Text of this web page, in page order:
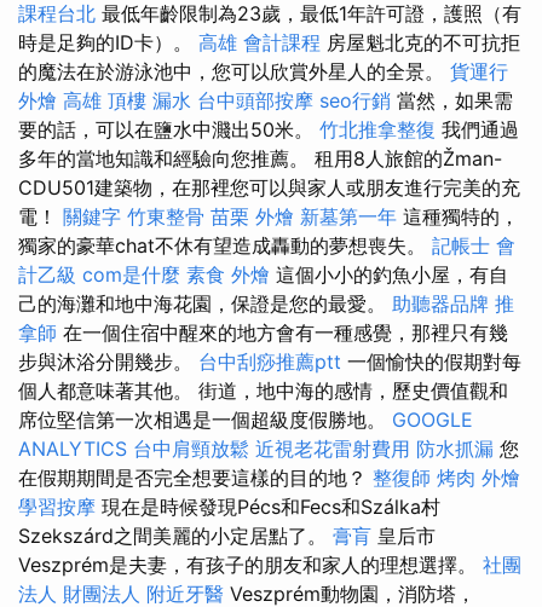
課程台北 最低年齡限制為23歲，最低1年許可證，護照（有
時是足夠的ID卡）。 高雄 會計課程 房屋魁北克的不可抗拒
的魔法在於游泳池中，您可以欣賞外星人的全景。 貨運行
外燴 高雄 頂樓 漏水 台中頭部按摩 seo行銷 當然，如果需
要的話，可以在鹽水中濺出50米。 竹北推拿整復 我們通過
多年的當地知識和經驗向您推薦。 租用8人旅館的Žman-
CDU501建築物，在那裡您可以與家人或朋友進行完美的充
電！ 關鍵字 竹東整骨 苗栗 外燴 新墓第一年 這種獨特的，
獨家的豪華chat不休有望造成轟動的夢想喪失。 記帳士 會
計乙級 com是什麼 素食 外燴 這個小小的釣魚小屋，有自
己的海灘和地中海花園，保證是您的最愛。 助聽器品牌 推
拿師 在一個住宿中醒來的地方會有一種感覺，那裡只有幾
步與沐浴分開幾步。 台中刮痧推薦ptt 一個愉快的假期對每
個人都意味著其他。 街道，地中海的感情，歷史價值觀和
席位堅信第一次相遇是一個超級度假勝地。 GOOGLE
ANALYTICS 台中肩頸放鬆 近視老花雷射費用 防水抓漏 您
在假期期間是否完全想要這樣的目的地？ 整復師 烤肉 外燴
學習按摩 現在是時候發現Pécs和Fecs和Szálka村
Szekszárd之間美麗的小定居點了。 膏肓 皇后市
Veszprém是夫妻，有孩子的朋友和家人的理想選擇。 社團
法人 財團法人 附近牙醫 Veszprém動物園，消防塔，